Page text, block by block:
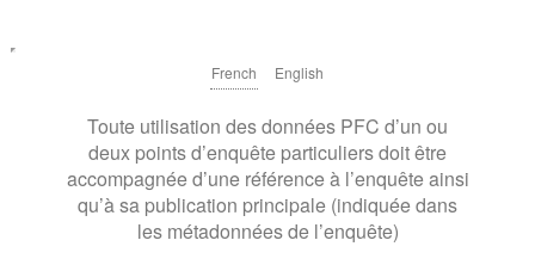
French English
Toute utilisation des données PFC d’un ou
deux points d’enquête particuliers doit être
accompagnée d’une référence à l’enquête ainsi
qu’à sa publication principale (indiquée dans
les métadonnées de l’enquête)